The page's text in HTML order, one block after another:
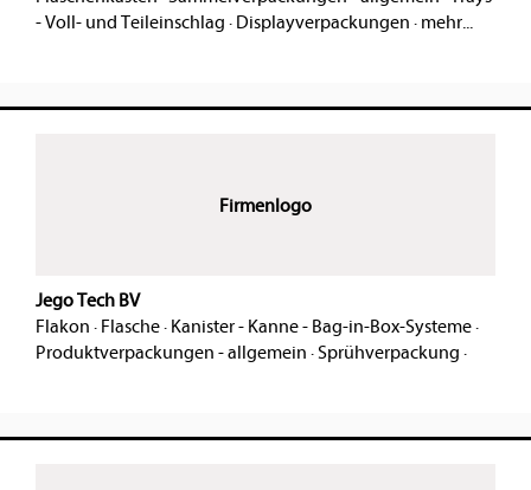
- Voll- und Teileinschlag · Displayverpackungen · mehr...
Firmenlogo
Jego Tech BV
Flakon · Flasche· Kanister - Kanne - Bag-in-Box-Systeme·
Produktverpackungen - allgemein ·Sprühverpackung ·